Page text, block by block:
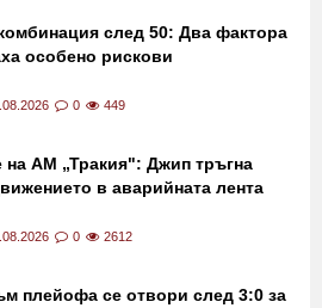
след 50: Два фактора
особено рискови
0 449
на АМ „Тракия": Джип тръгна
в аварийната лента
0 2612
плейофа се отвори след 3:0 за